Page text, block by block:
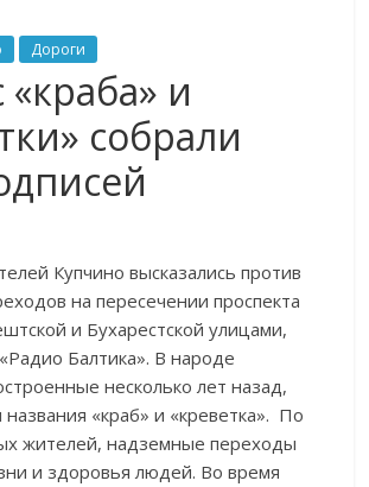
Дороги
«краба» и
собрали
Купчино высказались против
на пересечении проспекта
и Бухарестской улицами,
«Радио Балтика». В народе
несколько лет назад,
названия «краб» и «креветка». По
жителей, надземные переходы
и здоровья людей. Во время